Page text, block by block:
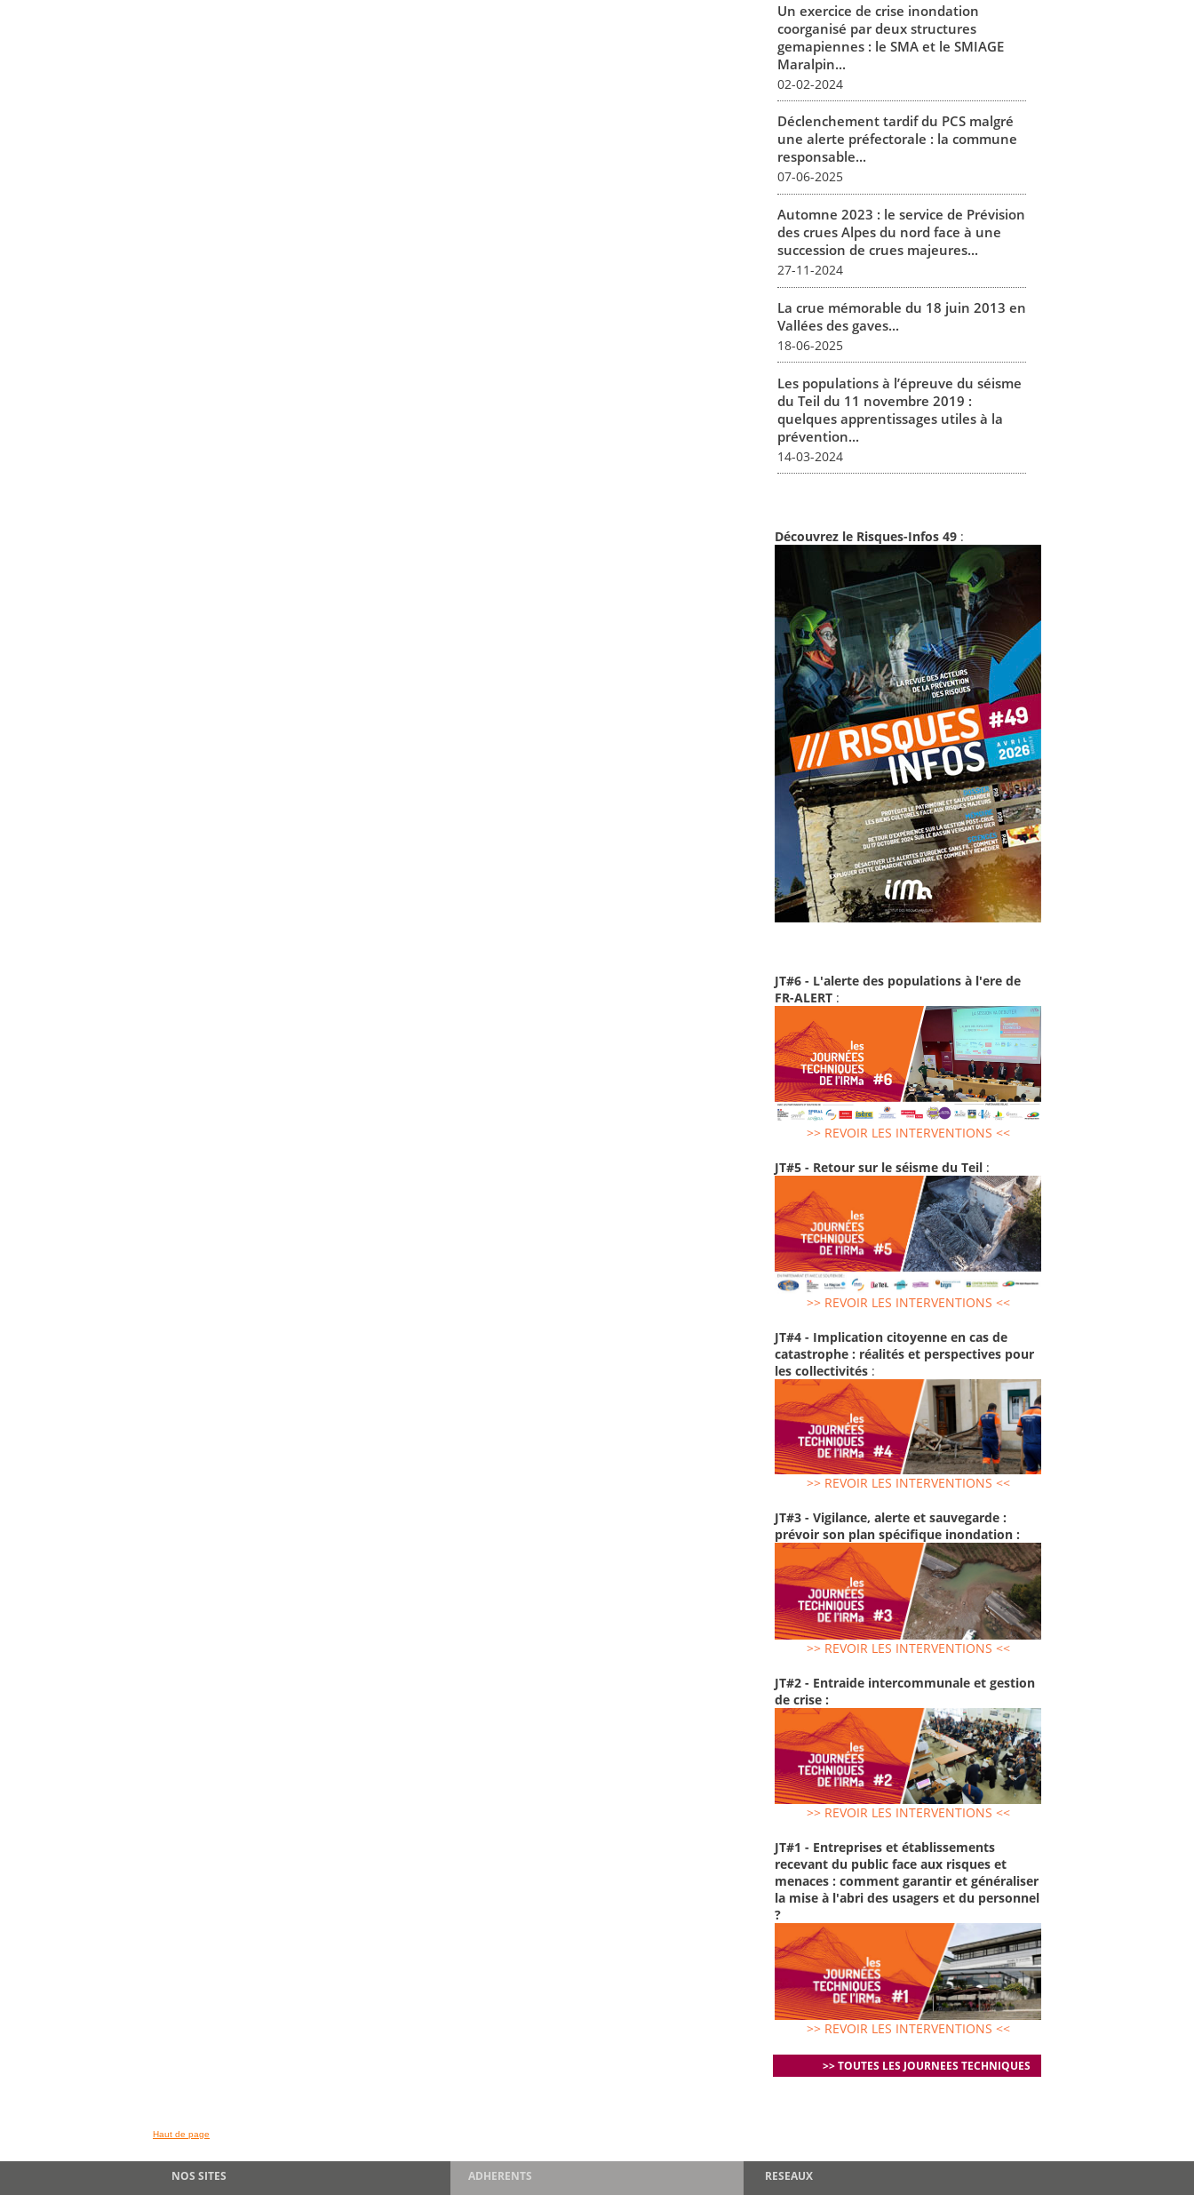
Un exercice de crise inondation
coorganisé par deux structures
gemapiennes : le SMA et le SMIAGE
Maralpin...
02-02-2024
Déclenchement tardif du PCS malgré
une alerte préfectorale : la commune
responsable...
07-06-2025
Automne 2023 : le service de Prévision
des crues Alpes du nord face à une
succession de crues majeures...
27-11-2024
La crue mémorable du 18 juin 2013 en
Vallées des gaves...
18-06-2025
Les populations à l’épreuve du séisme
du Teil du 11 novembre 2019 :
quelques apprentissages utiles à la
prévention...
14-03-2024
Découvrez le Risques-Infos 49 :
JT#6 - L'alerte des populations à l'ere de
FR-ALERT :
>> REVOIR LES INTERVENTIONS <<
JT#5 - Retour sur le séisme du Teil :
>> REVOIR LES INTERVENTIONS <<
JT#4 - Implication citoyenne en cas de
catastrophe : réalités et perspectives pour
les collectivités :
>> REVOIR LES INTERVENTIONS <<
JT#3 - Vigilance, alerte et sauvegarde :
prévoir son plan spécifique inondation :
>> REVOIR LES INTERVENTIONS <<
JT#2 - Entraide intercommunale et gestion
de crise :
>> REVOIR LES INTERVENTIONS <<
JT#1 - Entreprises et établissements
recevant du public face aux risques et
menaces : comment garantir et généraliser
la mise à l'abri des usagers et du personnel
?
>> REVOIR LES INTERVENTIONS <<
>> TOUTES LES JOURNEES TECHNIQUES
Haut de page
NOS SITES ADHERENTS RESEAUX